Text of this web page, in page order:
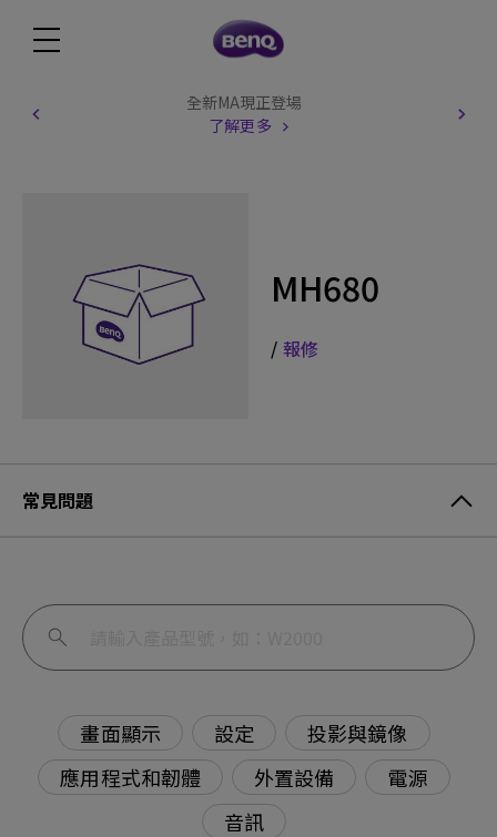
全新MA現正登場
了解更多
MH680
/ 報修
常見問題
畫面顯示 設定
投影與鏡像
應用程式和韌體
外置設備
電源
音訊